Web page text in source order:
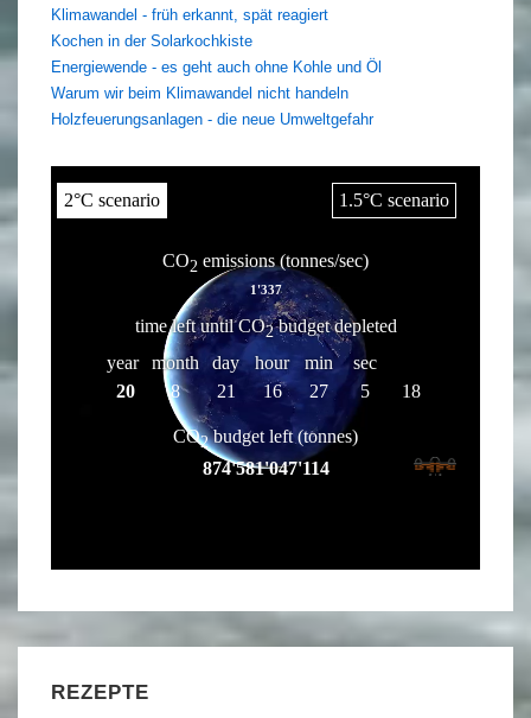
Klimawandel - früh erkannt, spät reagiert
Kochen in der Solarkochkiste
Energiewende - es geht auch ohne Kohle und Öl
Warum wir beim Klimawandel nicht handeln
Holzfeuerungsanlagen - die neue Umweltgefahr
REZEPTE